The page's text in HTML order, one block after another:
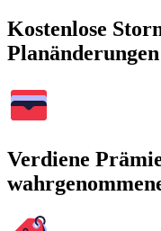
Kostenlose
Planänderungen
Verdiene